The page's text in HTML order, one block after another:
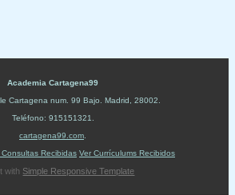
Academia Cartagena99
Cartagena num. 99 Bajo Madrid 28002
Teléfono: 915151321
cartagena99.com
Consultas Recibidas Ver Currículums Recibidos
with Simple Responsive Template